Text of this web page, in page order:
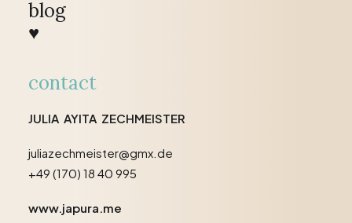
blog
♥
contact
JULIA AYITA ZECHMEISTER
juliazechmeister@gmx.de
+49 (170) 18 40 995
www.japura.me